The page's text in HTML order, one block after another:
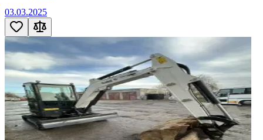
03.03.2025